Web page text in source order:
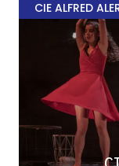
CIE ALFRED